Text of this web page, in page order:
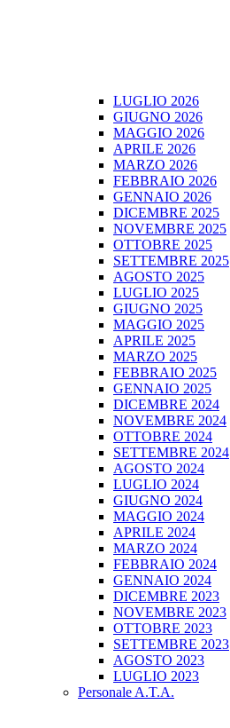
LUGLIO 2026
GIUGNO 2026
MAGGIO 2026
APRILE 2026
MARZO 2026
FEBBRAIO 2026
GENNAIO 2026
DICEMBRE 2025
NOVEMBRE 2025
OTTOBRE 2025
SETTEMBRE 2025
AGOSTO 2025
LUGLIO 2025
GIUGNO 2025
MAGGIO 2025
APRILE 2025
MARZO 2025
FEBBRAIO 2025
GENNAIO 2025
DICEMBRE 2024
NOVEMBRE 2024
OTTOBRE 2024
SETTEMBRE 2024
AGOSTO 2024
LUGLIO 2024
GIUGNO 2024
MAGGIO 2024
APRILE 2024
MARZO 2024
FEBBRAIO 2024
GENNAIO 2024
DICEMBRE 2023
NOVEMBRE 2023
OTTOBRE 2023
SETTEMBRE 2023
AGOSTO 2023
LUGLIO 2023
Personale A.T.A.